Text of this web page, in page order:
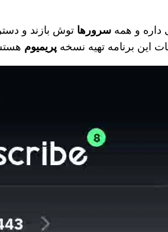
داره و همهسرورها توش بازند و
این برنامه تهیه نسخهپریمیوم